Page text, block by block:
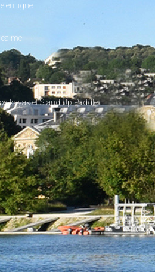
en ligne
kayak et Stand Up Paddle